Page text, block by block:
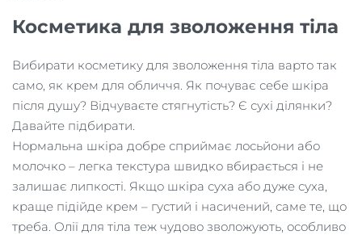
Косметика для зволоження тіла
Вибирати косметику для зволоження тіла варто так
само, як крем для обличчя. Як почуває себе шкіра
після душу? Відчуваєте стягнутість? Є сухі ділянки?
Давайте підбирати.
Нормальна шкіра добре сприймає лосьйони або
молочко – легка текстура швидко вбирається і не
залишає липкості. Якщо шкіра суха або дуже суха,
краще підійде крем – густий і насичений, саме те, що
треба. Олії для тіла теж чудово зволожують, особливо